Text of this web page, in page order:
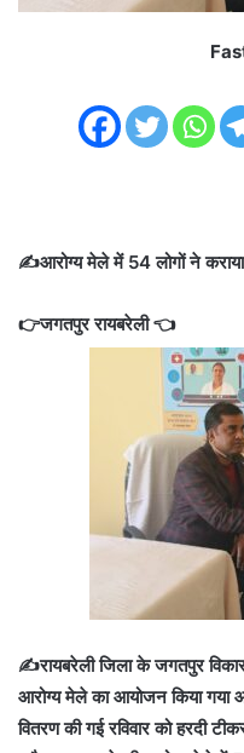
✍️आरोग्य मेले में 54 लोगों ने
👉जगतपुर रायबरेली 👈
✍️रायबरेली जिला के जगतपुर
आरोग्य मेले का आयोजन किया गया
वितरण की गई रविवार को हरदी